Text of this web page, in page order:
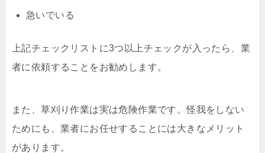
急いでいる
上記チェックリストに3つ以上チェックが入ったら、業
者に依頼することをお勧めします。
また、草刈り作業は実は危険作業です。怪我をしない
ためにも、業者にお任せすることには大きなメリット
があります。